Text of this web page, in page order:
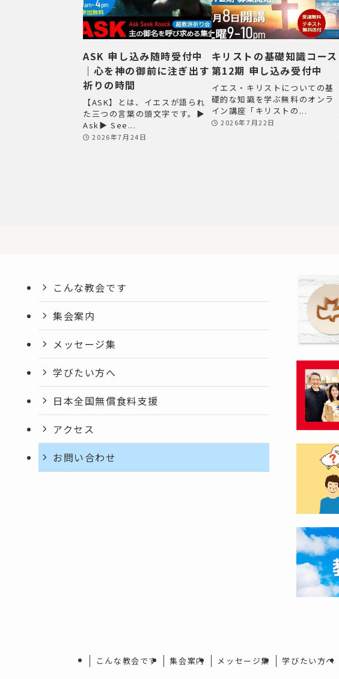
ASK 申し込み随時受付中
｜心を神の御前に注ぎ出す
祈りの時間
【ASK】とは、イエスが語られ
た三つの言葉の頭文字です。▶
Ask▶ See...
2026年7月24日
キリストの基礎知識コース
第12期 申し込み受付中
イエス・キリストについての基
礎的な知識を学ぶ無料のオンラ
イン講座「キリストの...
2026年7月22日
こんな教会です
集会案内
メッセージ集
学びたい方へ
日本全国無償食料支援
アクセス
お問い合わせ
こんな教会です 集会案内 メッセージ集 学びたい方へ